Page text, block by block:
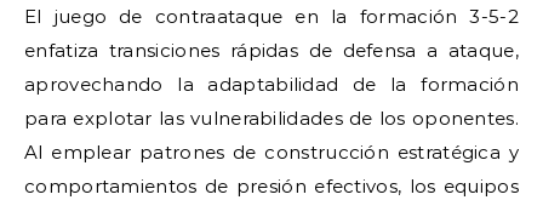
El juego de contraataque en la formación 3-5-2
enfatiza transiciones rápidas de defensa a ataque,
aprovechando la adaptabilidad de la formación
para explotar las vulnerabilidades de los oponentes.
Al emplear patrones de construcción estratégica y
comportamientos de presión efectivos, los equipos